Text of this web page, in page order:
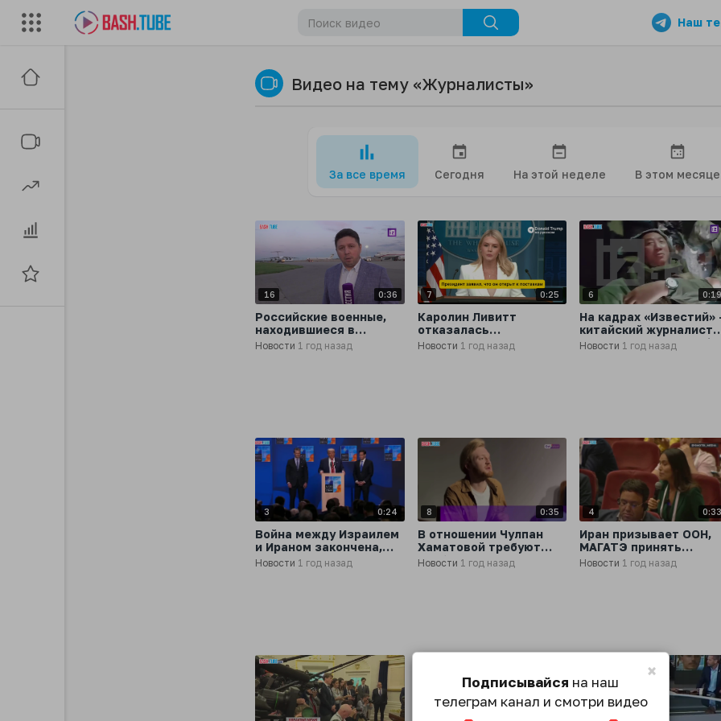
Наш
Видео на тему «Журналисты»
За все время Сегодня На этой неделе В этом месяце
16 0:36
Российские военные,
находившиеся в
украинском плену,
вернулись на родину,
Новости 1 год назад
7 0:25
Каролин Ливитт
отказалась
подтвердить, отправят
ли США на Украину
Новости 1 год назад
6 0:19
На кадрах «Известий»
китайский журналист
телекомпании Phoenix
Лу Юйгуан, получивший
Новости 1 год назад
3 0:24
Война между Израилем
и Ираном закончена,
заявил Дональд
Трампович на пресс-
Новости 1 год назад
8 0:35
В отношении Чулпан
Хаматовой требуют
возбудить уголовное
Новости 1 год назад
4 0:33
Иран призывает ООН,
МАГАТЭ принять
срочные и
решительные меры в
Новости 1 год назад
×
Подписывайся на наш
телеграм канал и смотри видео